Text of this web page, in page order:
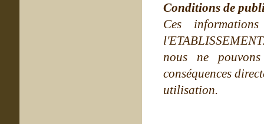
Conditions de
Ces
nous ne
conséquences
utilisation.